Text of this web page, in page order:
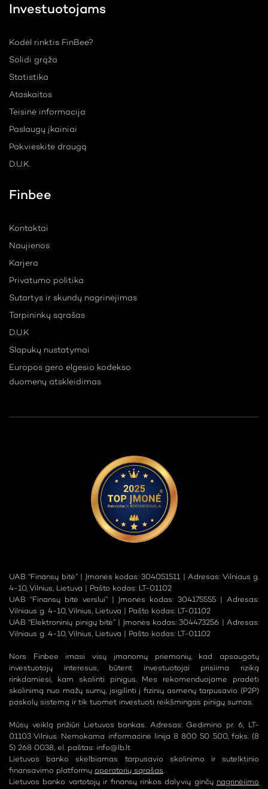
Investuotojams
Kodėl rinktis FinBee?
Solidi grąža
Statistika
Ataskaitos
Teisinė informacija
Paslaugų įkainiai
Pakvieskite draugą
D.U.K.
Finbee
Kontaktai
Naujienos
Karjera
Privatumo politika
Sutartys ir skundų nagrinėjimas
Tarpininkų sąrašas
D.U.K
Slapukų nustatymai
Europos gero elgesio kodekso
duomenų atskleidimas
UAB “Finansų bitė” | Įmonės kodas: 304051511 | Adresas: Vilniaus g.
4-10, Vilnius, Lietuva | Pašto kodas: LT-01102
UAB “Finansų bitė verslui” | Įmonės kodas: 304175555 | Adresas:
Vilniaus g. 4-10, Vilnius, Lietuva | Pašto kodas: LT-01102
UAB “Elektroninių pinigų bitė” | Įmonės kodas: 304473256 | Adresas:
Vilniaus g. 4-10, Vilnius, Lietuva | Pašto kodas: LT-01102
Nors Finbee imasi visų įmanomų priemonių, kad apsaugotų
investuotojų interesus, būtent investuotojai prisiima riziką
rinkdamiesi, kam skolinti pinigus. Mes rekomenduojame pradėti
skolinimą nuo mažų sumų, įsigilinti į fizinių asmenų tarpusavio (P2P)
paskolų sistemą ir tik tuomet investuoti reikšmingas pinigų sumas.
Mūsų veiklą prižiūri Lietuvos bankas. Adresas: Gedimino pr. 6, LT-
01103 Vilnius. Nemokama informacinė linija 8 800 50 500, faks. (8
5) 268 0038, el. paštas: info@lb.lt
Lietuvos banko skelbiamas tarpusavio skolinimo ir sutelktinio
finansavimo platformų operatorių sąrašas.
Lietuvos banko vartotojų ir finansų rinkos dalyvių ginčų nagrinėjimo